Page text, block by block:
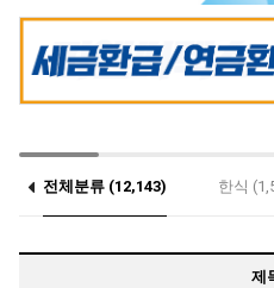
전체분류 (12,143) 한식
제